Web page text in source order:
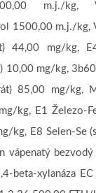
m.j./kg,
1500,00 m.j./kg,
44,00 mg/kg,
10,00 mg/kg,
85,00 mg/kg,
kg, E1 Železo-
kg, E8 Selen-Se
vápenatý bezvodý
beta-xylanáza